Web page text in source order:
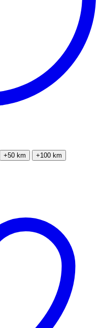
+50 km +100 km